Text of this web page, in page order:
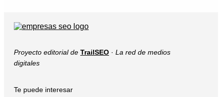
Proyecto editorial de TrailSEO · La red de medios
digitales
Te puede interesar